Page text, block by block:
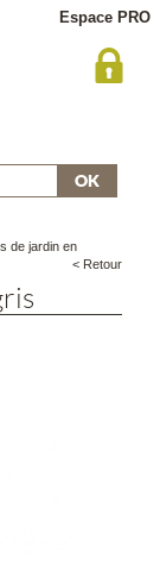
Espace PRO
de jardin en
< Retour